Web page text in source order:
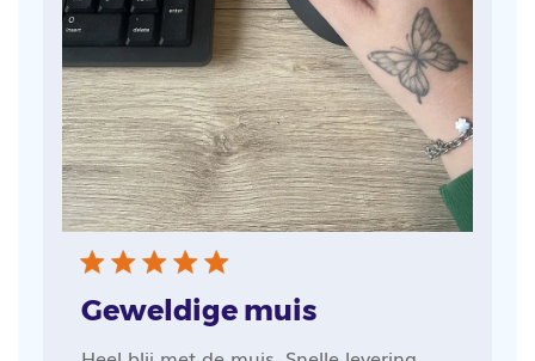
Geweldige muis